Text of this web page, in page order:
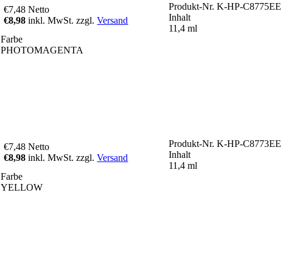
€7,48Netto
€8,98inkl. MwSt. zzgl.Versand
Produkt-Nr. K-HP-C8775EE
Inhalt
11,4 ml
Farbe
PHOTOMAGENTA
€7,48Netto
€8,98inkl. MwSt. zzgl.Versand
Produkt-Nr. K-HP-C8773EE
Inhalt
11,4 ml
Farbe
YELLOW